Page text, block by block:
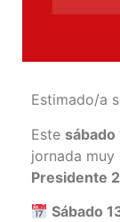
Estimado/a
Este sábado
jornada
Presidente
Sábado